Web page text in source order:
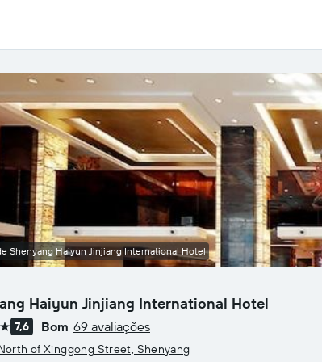
Haiyun Jinjiang International Hotel
7,6 Bom 69 avaliações
of Xinggong Street, Shenyang
Shenyang Haiyun Jinjiang International Hotel